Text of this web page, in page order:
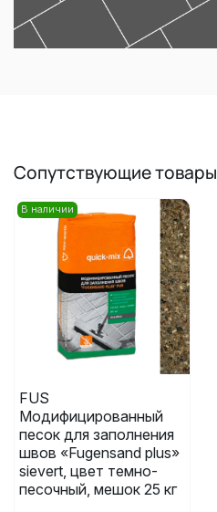
Сопутствующие товары
В наличии
FUS
Модифицированный
песок для заполнения
швов «Fugensand plus»
sievert, цвет темно-
песочный, мешок 25 кг